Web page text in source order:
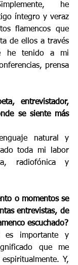
he
íntegro y veraz
flamencos que
de ellos a través
he tenido a mi
prensa
entrevistador,
se siente más
natural y
toda mi labor
radiofónica y
o momentos se
entrevistas, de
escuchado?
es importante y
que me
Y,